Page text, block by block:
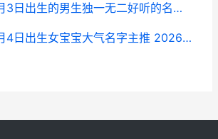
2026年8月3日出生的男生独一无二好听的名字主推 2026年8月3日出生的男宝宝取名
2026年5月4日出生女宝宝大气名字主推 2026年5月4日出生男孩将来适合做什么